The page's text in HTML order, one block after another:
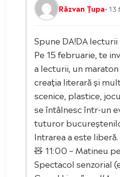
Răzvan Țupa•
Spune DA!DA lecturii
Pe 15 februarie, te
a lecturii, un
creația literară și
scenice, plastice,
se întâlnesc într-un
tuturor
Intrarea a este liberă.
🧸 11:00 – Matineu
Spectacol senzorial